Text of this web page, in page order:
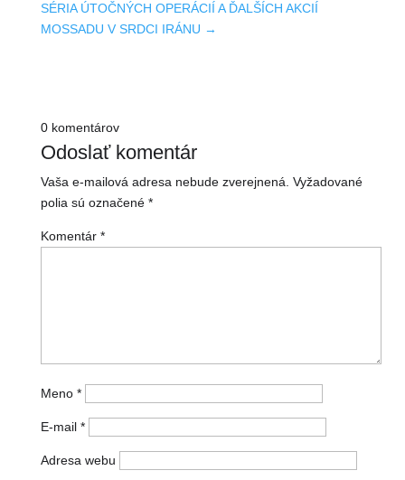
SÉRIA ÚTOČNÝCH OPERÁCIÍ A ĎALŠÍCH AKCIÍ
MOSSADU V SRDCI IRÁNU →
0 komentárov
Odoslať komentár
Vaša e-mailová adresa nebude zverejnená. Vyžadované
polia sú označené *
Komentár *
Meno *
E-mail *
Adresa webu